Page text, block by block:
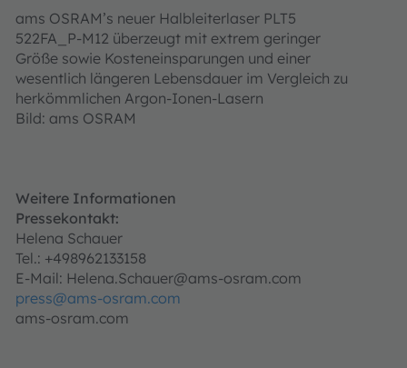
ams OSRAM’s neuer Halbleiterlaser PLT5
522FA_P-M12 überzeugt mit extrem geringer
Größe sowie Kosteneinsparungen und einer
wesentlich längeren Lebensdauer im Vergleich zu
herkömmlichen Argon-Ionen-Lasern
Bild: ams OSRAM
Weitere Informationen
Pressekontakt:
Helena Schauer
Tel.: +498962133158
E-Mail: Helena.Schauer@ams-osram.com
press@ams-osram.com
ams-osram.com